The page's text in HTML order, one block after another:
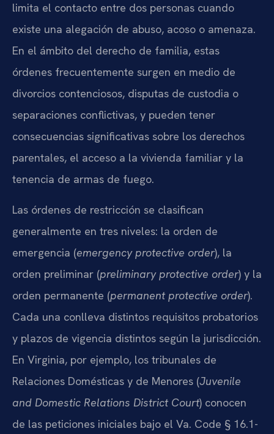
limita el contacto entre dos personas cuando
existe una alegación de abuso, acoso o amenaza.
En el ámbito del derecho de familia, estas
órdenes frecuentemente surgen en medio de
divorcios contenciosos, disputas de custodia o
separaciones conflictivas, y pueden tener
consecuencias significativas sobre los derechos
parentales, el acceso a la vivienda familiar y la
tenencia de armas de fuego.
Las órdenes de restricción se clasifican
generalmente en tres niveles: la orden de
emergencia (emergency protective order), la
orden preliminar (preliminary protective order) y la
orden permanente (permanent protective order).
Cada una conlleva distintos requisitos probatorios
y plazos de vigencia distintos según la jurisdicción.
En Virginia, por ejemplo, los tribunales de
Relaciones Domésticas y de Menores (Juvenile
and Domestic Relations District Court) conocen
de las peticiones iniciales bajo el Va. Code § 16.1-